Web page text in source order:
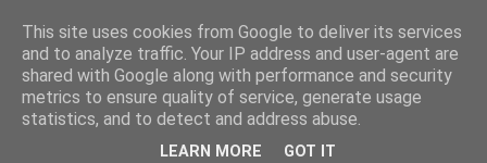
This site uses cookies from Google to deliver its services
and to analyze traffic. Your IP address and user-agent are
shared with Google along with performance and security
metrics to ensure quality of service, generate usage
statistics, and to detect and address abuse.
LEARN MORE GOT IT